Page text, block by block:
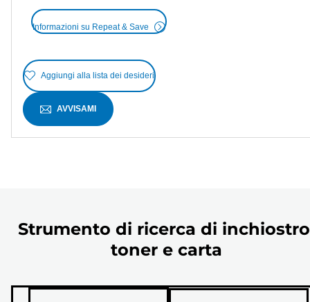
Informazioni su Repeat & Save
Aggiungi alla lista dei desideri
AVVISAMI
Strumento di ricerca di
toner e carta